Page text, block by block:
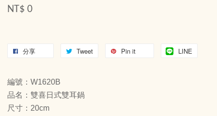
NT$ 0
分享 Tweet Pin it LINE
編號：W1620B
品名：雙喜日式雙耳鍋
尺寸：20cm